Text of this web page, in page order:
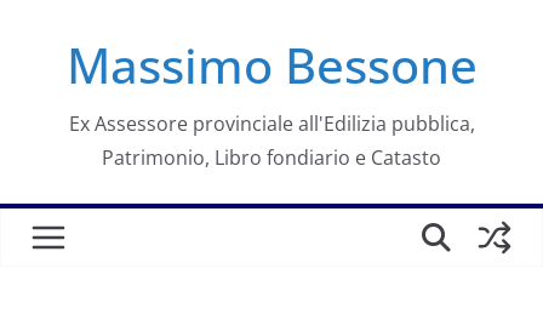
contenutoMassimo Bessone
Ex Assessore provinciale all'Edilizia pubblica,
Patrimonio, Libro fondiario e Catasto